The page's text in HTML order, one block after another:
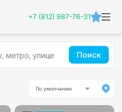
+7 (812) 987-76-31
Поиск
По умолчанию